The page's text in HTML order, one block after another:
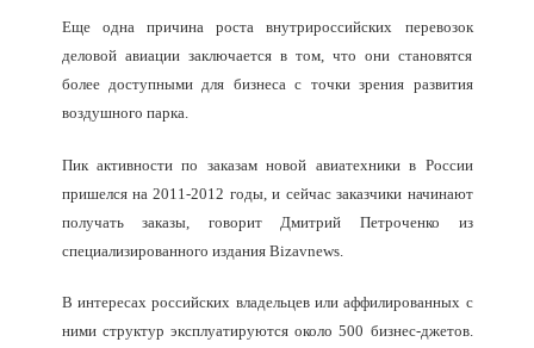
Еще одна причина роста внутрироссийских перевозок
деловой авиации заключается в том, что они становятся
более доступными для бизнеса с точки зрения развития
воздушного парка.
Пик активности по заказам новой авиатехники в России
пришелся на 2011-2012 годы, и сейчас заказчики начинают
получать заказы, говорит Дмитрий Петроченко из
специализированного издания Bizavnews.
В интересах российских владельцев или аффилированных с
ними структур эксплуатируются около 500 бизнес-джетов.